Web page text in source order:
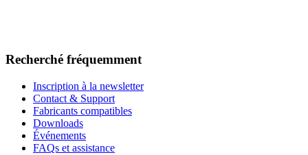
Recherché fréquemment
Inscription à la newsletter
Contact & Support
Fabricants compatibles
Downloads
Événements
FAQs et assistance